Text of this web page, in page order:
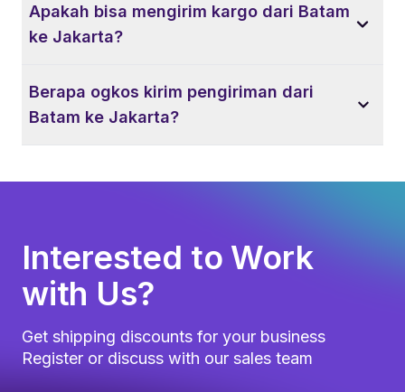
Apakah bisa mengirim kargo dari Batam
ke Jakarta?
Berapa ogkos kirim pengiriman dari
Batam ke Jakarta?
Interested to Work
with Us?
Get shipping discounts for your business
Register or discuss with our sales team